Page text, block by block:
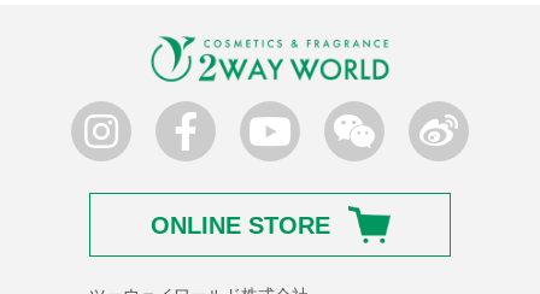
ONLINE STORE